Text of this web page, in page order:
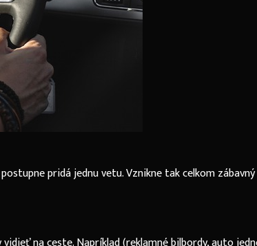
pridá jednu vetu. Vznikne tak celkom zábavný